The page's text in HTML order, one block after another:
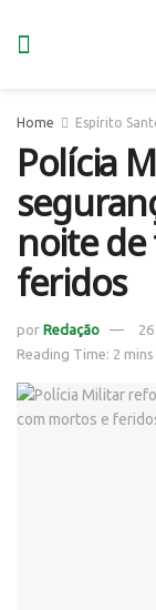
Home Espírito
Polícia
noite
feridos
por Redação
Reading Time: 2